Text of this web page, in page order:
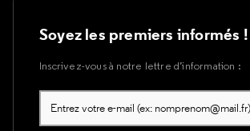
Soyez les premiers informés !
Inscrivez-vous à notre lettre d’information :